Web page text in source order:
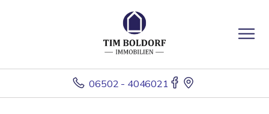
06502 - 4046021